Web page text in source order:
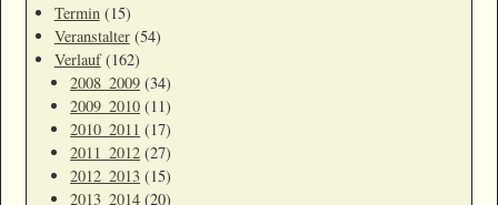
Termin (15)
Veranstalter(54)
Verlauf(162)
2008_2009 (34)
2009_2010 (11)
2010_2011 (17)
2011_2012 (27)
2012_2013 (15)
2013_2014 (20)